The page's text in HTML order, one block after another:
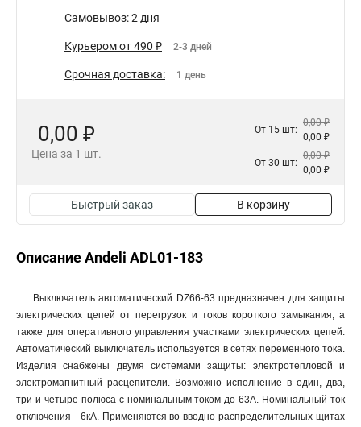
Самовывоз: 2 дня
Курьером от 490 ₽ 2-3 дней
Срочная доставка: 1 день
0,00 ₽
Цена за 1 шт.
От 15 шт:
0,00 ₽
0,00 ₽
От 30 шт:
0,00 ₽
0,00 ₽
Быстрый заказ В корзину
Описание Andeli ADL01-183
Выключатель автоматический DZ66-63 предназначен для защиты
электрических цепей от перегрузок и токов короткого замыкания, а
также для оперативного управления участками электрических цепей.
Автоматический выключатель используется в сетях переменного тока.
Изделия снабжены двумя системами защиты: электротепловой и
электромагнитный расцепители. Возможно исполнение в один, два,
три и четыре полюса с номинальным током до 63А. Номинальный ток
отключения - 6кА. Применяются во вводно-распределительных щитах